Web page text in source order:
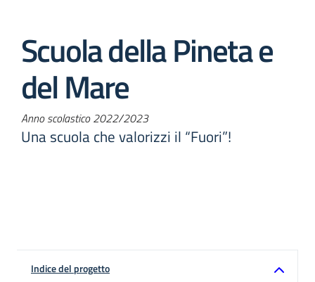
Scuola della Pineta e
del Mare
Anno scolastico 2022/2023
Una scuola che valorizzi il “Fuori”!
Indice del progetto